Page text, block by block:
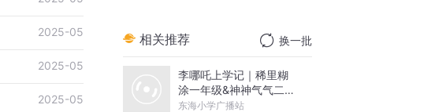
2025-05
2025-05
2025-05
相关推荐 换一批
李哪吒上学记｜稀里糊
涂一年级&神神气气二年
级
东海小学广播站